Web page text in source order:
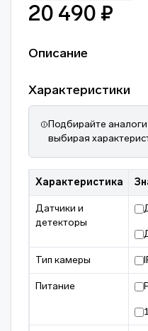
20 490 ₽
Описание
Характеристики
Подбирайте
выбирая
Характеристика
Датчики и
детекторы
Тип камеры
Питание